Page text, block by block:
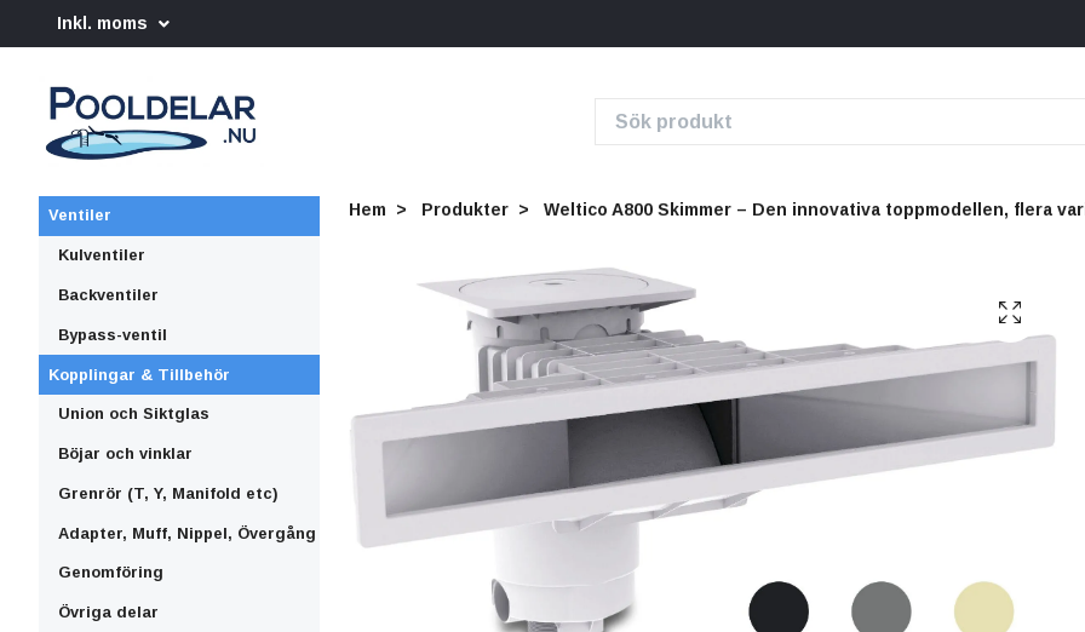
Inkl. moms
Ventiler
Kulventiler
Backventiler
Bypass-ventil
Kopplingar & Tillbehör
Union och Siktglas
Böjar och vinklar
Grenrör (T, Y, Manifold etc)
Adapter, Muff, Nippel, Övergång
Genomföring
Övriga delar
Hem Produkter Weltico A800 Skimmer – Den innovativa toppmodellen, flera